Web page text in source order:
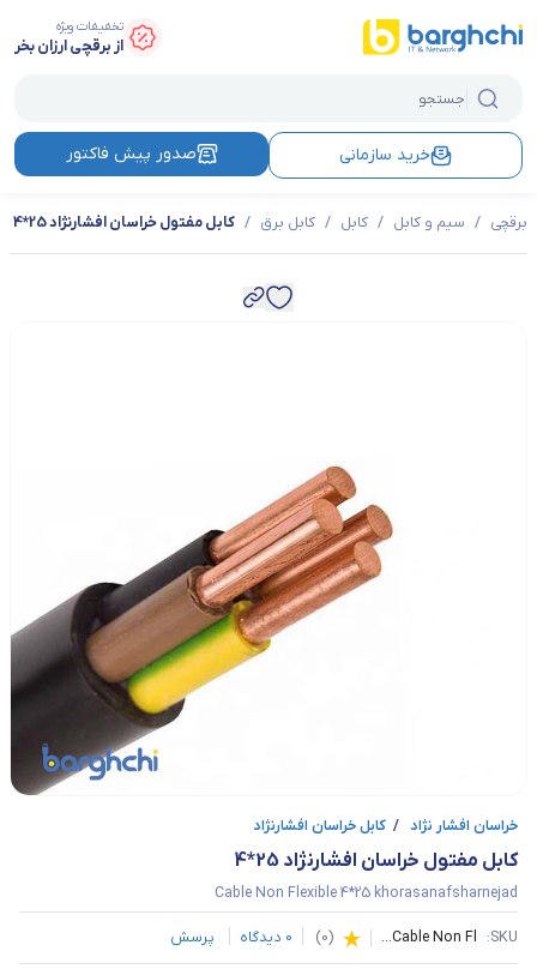
تخفیفات ویژه
از برقچی ارزان بخر
خرید سازمانی صدور پیش فاکتور
برقچی / سیم و کابل / کابل / کابل برق / کابل مفتول خراسان افشارنژاد 25*4
خراسان افشار نژاد / کابل خراسان افشارنژاد
کابل مفتول خراسان افشارنژاد 25*4
Cable Non Flexible 4*25 khorasanafsharnejad
SKU:
Cable Non Fl...
(
0
)
0 دیدگاه پرسش